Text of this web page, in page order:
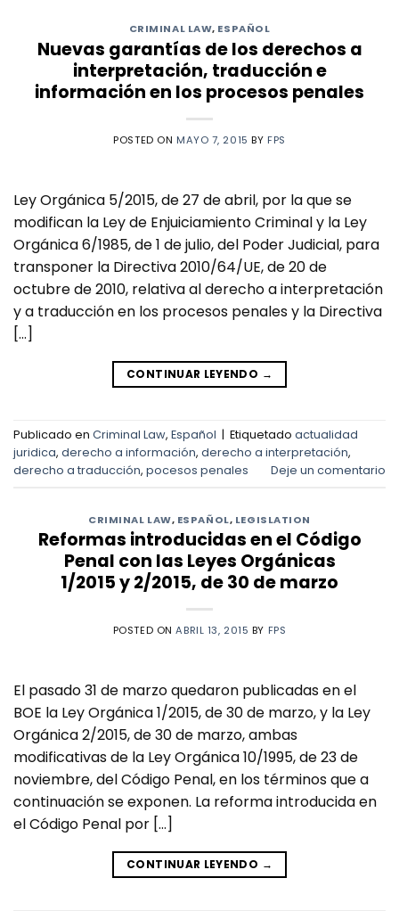
CRIMINAL LAW, ESPAÑOL
Nuevas garantías de los derechos a
interpretación, traducción e
información en los procesos penales
POSTED ON MAYO 7, 2015 BY FPS
Ley Orgánica 5/2015, de 27 de abril, por la que se
modifican la Ley de Enjuiciamiento Criminal y la Ley
Orgánica 6/1985, de 1 de julio, del Poder Judicial, para
transponer la Directiva 2010/64/UE, de 20 de
octubre de 2010, relativa al derecho a interpretación
y a traducción en los procesos penales y la Directiva
[…]
CONTINUAR LEYENDO →
Publicado en Criminal Law, Español | Etiquetado actualidad
juridica, derecho a información, derecho a interpretación,
derecho a traducción, pocesos penales Deje un comentario
CRIMINAL LAW, ESPAÑOL, LEGISLATION
Reformas introducidas en el Código
Penal con las Leyes Orgánicas
1/2015 y 2/2015, de 30 de marzo
POSTED ONABRIL 13, 2015 BY FPS
El pasado 31 de marzo quedaron publicadas en el
BOE la Ley Orgánica 1/2015, de 30 de marzo, y la Ley
Orgánica 2/2015, de 30 de marzo, ambas
modificativas de la Ley Orgánica 10/1995, de 23 de
noviembre, del Código Penal, en los términos que a
continuación se exponen. La reforma introducida en
el Código Penal por […]
CONTINUAR LEYENDO →